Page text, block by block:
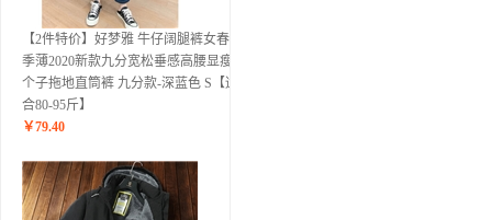
【2件特价】好梦雅 牛仔阔腿裤女春秋
季薄2020新款九分宽松垂感高腰显瘦小
个子拖地直筒裤 九分款-深蓝色 S【适
合80-95斤】
￥79.40